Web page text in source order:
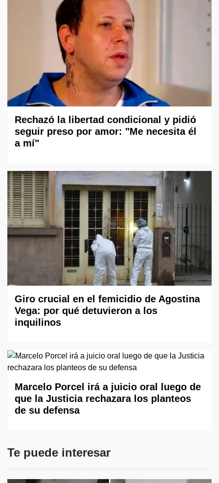
Rechazó la libertad condicional y pidió
seguir preso por amor: "Me necesita él
a mí"
Giro crucial en el femicidio de Agostina
Vega: por qué detuvieron a los
inquilinos
Marcelo Porcel irá a juicio oral luego de
que la Justicia rechazara los planteos
de su defensa
Te puede interesar